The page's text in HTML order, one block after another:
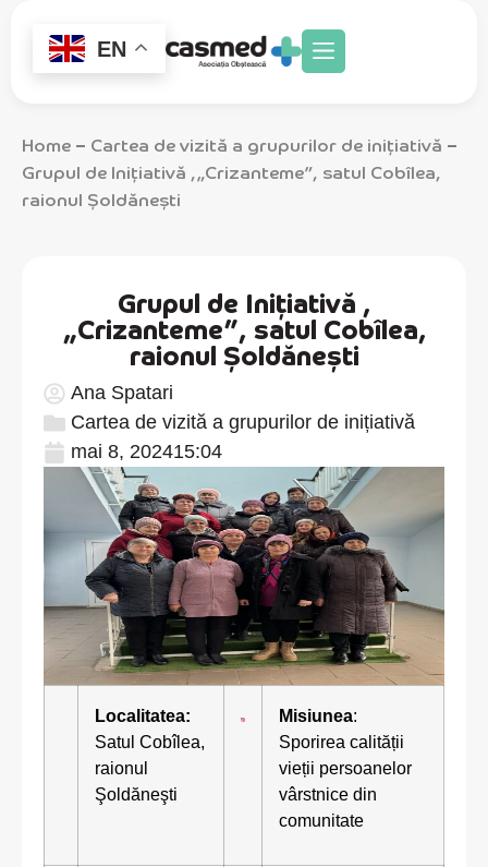
EN
Home – Cartea de vizită a grupurilor de inițiativă –
Grupul de Iniţiativă ,„Crizanteme”, satul Cobîlea,
raionul Șoldănești
Grupul de Iniţiativă ,
„Crizanteme”, satul Cobîlea,
raionul Șoldănești
Ana Spatari
Cartea de vizită a grupurilor de inițiativă
mai 8, 202415:04
Localitatea:
Satul Cobîlea,
raionul
Şoldăneşti
Misiunea:
Sporirea calității
vieții persoanelor
vârstnice din
comunitate